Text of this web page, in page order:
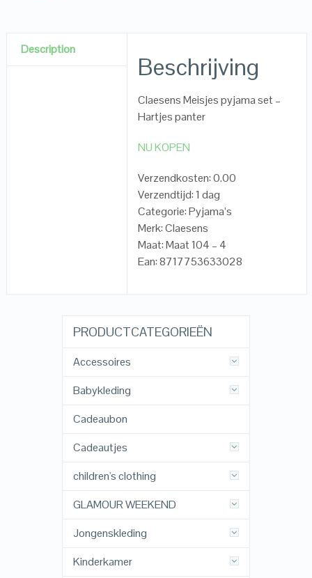
Description
Beschrijving
Claesens Meisjes pyjama set –
Hartjes panter
NU KOPEN
Verzendkosten: 0.00
Verzendtijd: 1 dag
Categorie: Pyjama’s
Merk: Claesens
Maat: Maat 104 – 4
Ean: 8717753633028
PRODUCTCATEGORIEËN
Accessoires
Babykleding
Cadeaubon
Cadeautjes
children's clothing
GLAMOUR WEEKEND
Jongenskleding
Kinderkamer